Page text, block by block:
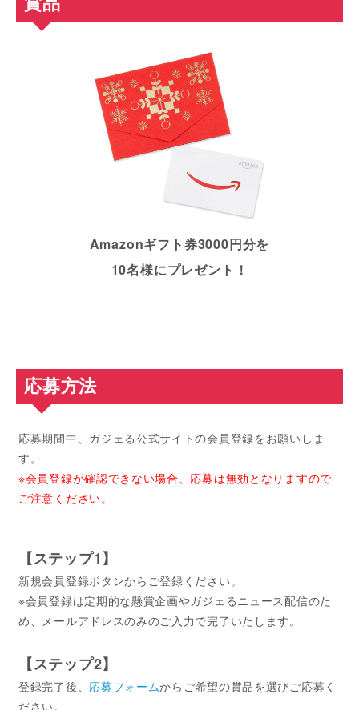
Amazonギフト券3000円分を
10名様にプレゼント！
応募方法
応募期間中、ガジェる公式サイトの会員登録をお願いしま
す。
※会員登録が確認できない場合、応募は無効となりますので
ご注意ください。
【ステップ1】
新規会員登録ボタンからご登録ください。
※会員登録は定期的な懸賞企画やガジェるニュース配信のた
め、メールアドレスのみのご入力で完了いたします。
【ステップ2】
登録完了後、 応募フォームからご希望の賞品を選びご応募く
ださい。